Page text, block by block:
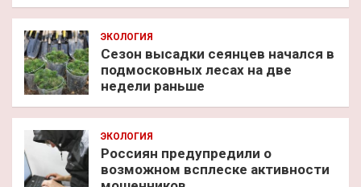
ЭКОЛОГИЯ
Сезон высадки сеянцев начался в
подмосковных лесах на две
недели раньше
ЭКОЛОГИЯ
Россиян предупредили о
возможном всплеске активности